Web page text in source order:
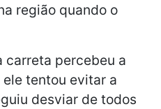
região quando o
carreta percebeu a
tentou evitar a
desviar de todos